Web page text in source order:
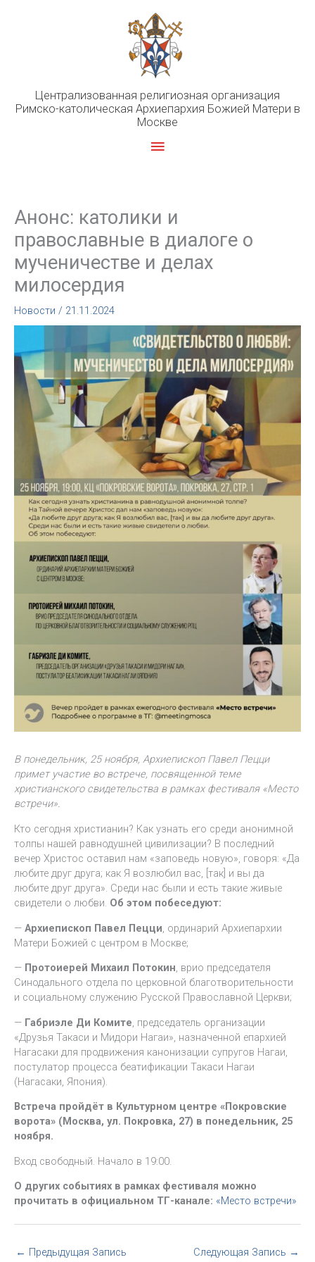
Централизованная религиозная организация
Римско-католическая Архиепархия Божией Матери в
Москве
Главное
Анонс: католики и
православные в диалоге о
мученичестве и делах
милосердия
Новости / 21.11.2024
В понедельник, 25 ноября, Архиепископ Павел Пецци
примет участие во встрече, посвященной теме
христианского свидетельства в рамках фестиваля «Место
встречи».
Кто сегодня христианин? Как узнать его среди анонимной
толпы нашей равнодушней цивилизации? В последний
вечер Христос оставил нам «заповедь новую», говоря: «Да
любите друг друга; как Я возлюбил вас, [так] и вы да
любите друг друга». Среди нас были и есть такие живые
свидетели о любви. Об этом побеседуют:
— Архиепископ Павел Пецци , ординарий Архиепархии
Матери Божией с центром в Москве;
— Протоиерей Михаил Потокин, врио председателя
Синодального отдела по церковной благотворительности
и социальному служению Русской Православной Церкви;
— Габриэле Ди Комите, председатель организации
«Друзья Такаси и Мидори Нагаи», назначенной епархией
Нагасаки для продвижения канонизации супругов Нагаи,
постулатор процесса беатификации Такаси Нагаи
(Нагасаки, Япония).
Встреча пройдёт в Культурном центре «Покровские
ворота» (Москва, ул. Покровка, 27) в понедельник, 25
ноября.
Вход свободный. Начало в 19:00.
О других событиях в рамках фестиваля можно
прочитать в официальном ТГ-канале: «Место встречи»
← Предыдущая Запись Следующая Запись →